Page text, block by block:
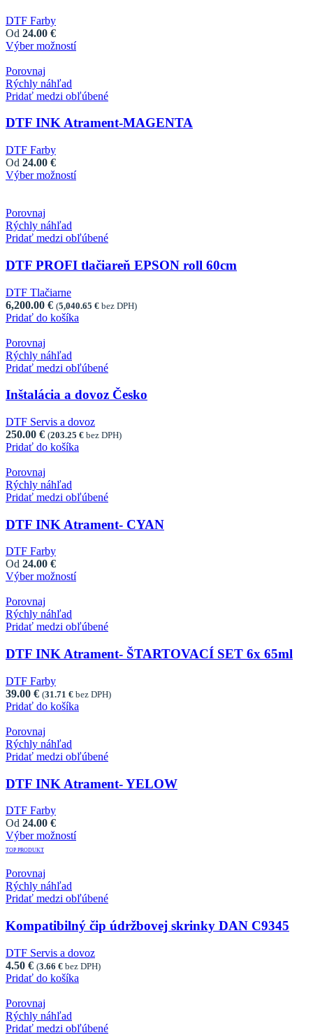
DTF Farby
Od 24.00 €
Výber možnostíThis product has multiple variants. The options may
Porovnaj
Rýchly náhľad
Pridať medzi obľúbené
DTF INK Atrament-MAGENTA
DTF Farby
Od 24.00 €
Výber možnostíThis product has multiple variants. The options may
Porovnaj
Rýchly náhľad
Pridať medzi obľúbené
DTF PROFI tlačiareň EPSON roll 60cm
DTF Tlačiarne
6,200.00 € (5,040.65 € bez DPH)
Pridať do košíka
Porovnaj
Rýchly náhľad
Pridať medzi obľúbené
Inštalácia a dovoz Česko
DTF Servis a dovoz
250.00 € (203.25 € bez DPH)
Pridať do košíka
Porovnaj
Rýchly náhľad
Pridať medzi obľúbené
DTF INK Atrament- CYAN
DTF Farby
Od 24.00 €
Výber možnostíThis product has multiple variants. The options may
Porovnaj
Rýchly náhľad
Pridať medzi obľúbené
DTF INK Atrament- ŠTARTOVACÍ SET 6x 65ml
DTF Farby
39.00 € (31.71 € bez DPH)
Pridať do košíka
Porovnaj
Rýchly náhľad
Pridať medzi obľúbené
DTF INK Atrament- YELOW
DTF Farby
Od 24.00 €
Výber možnostíThis product has multiple variants. The options may
TOP PRODUKT
Porovnaj
Rýchly náhľad
Pridať medzi obľúbené
Kompatibilný čip údržbovej skrinky DAN C9345
DTF Servis a dovoz
4.50 € (3.66 € bez DPH)
Pridať do košíka
Porovnaj
Rýchly náhľad
Pridať medzi obľúbené